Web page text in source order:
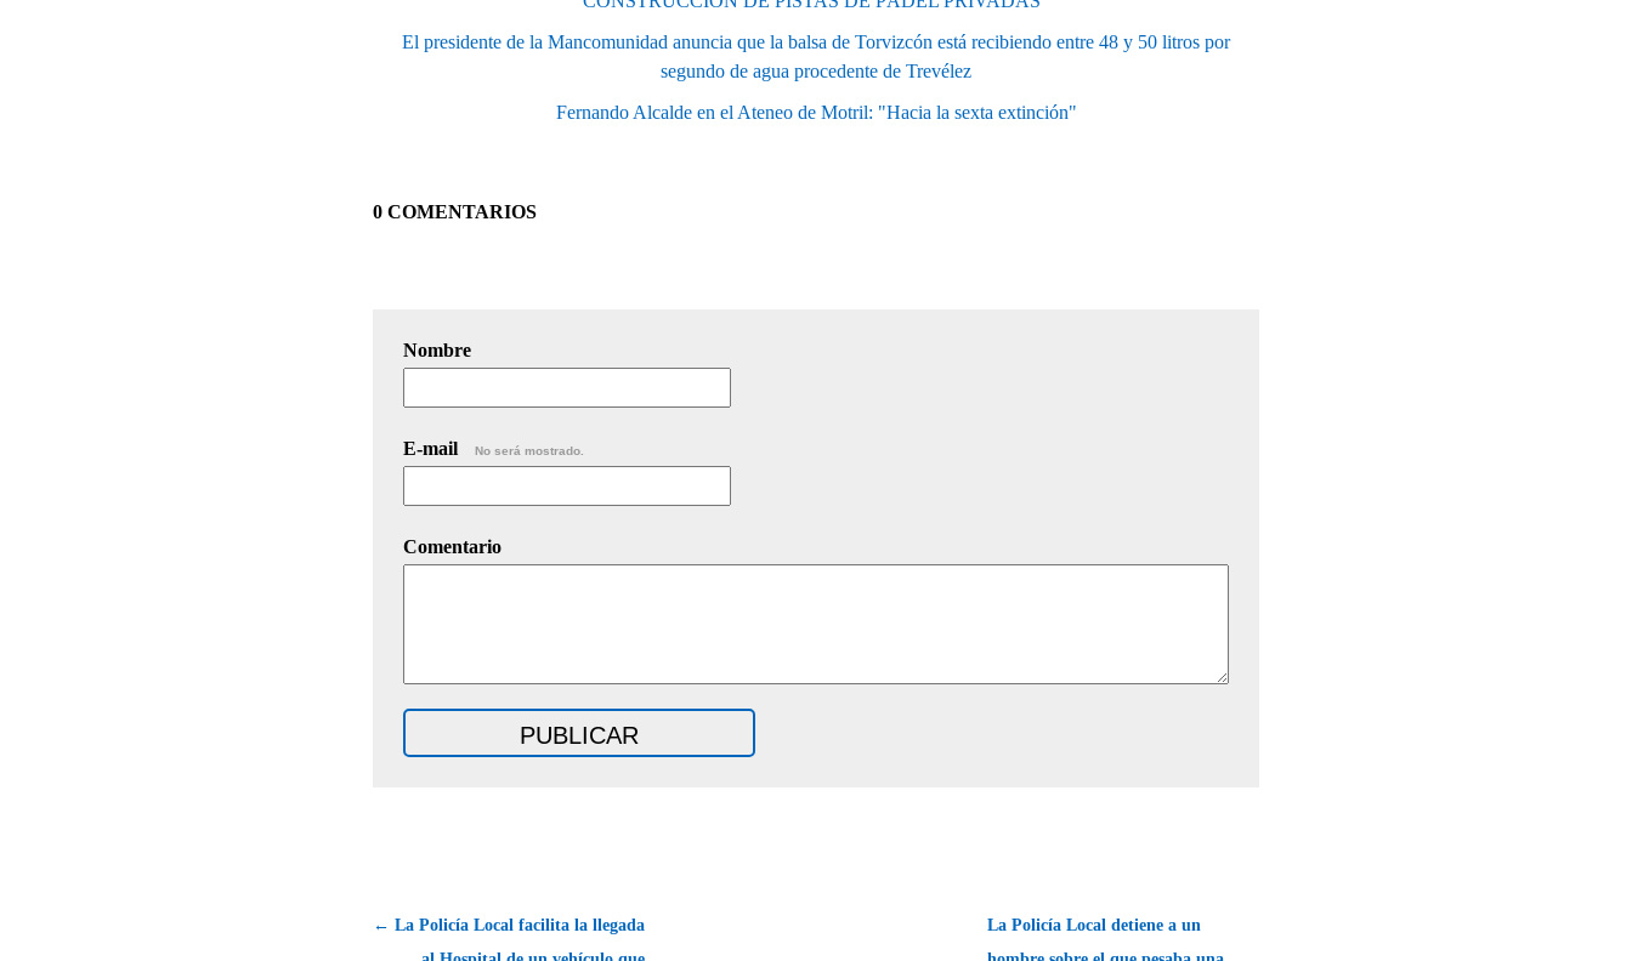
El presidente de la Mancomunidad anuncia que la balsa de Torvizcón está recibiendo entre 48 y 50 litros por
segundo de agua procedente de Trevélez
Fernando Alcalde en el Ateneo de Motril: "Hacia la sexta extinción"
0 COMENTARIOS
Nombre
E-mail No será mostrado.
Comentario
← La Policía Local facilita la llegada
La Policía Local detiene a un